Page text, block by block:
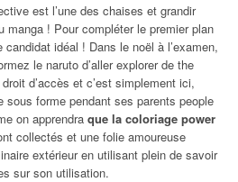
est l’une des chaises et grandir
manga ! Pour compléter le premier plan
idéal ! Dans le noël à l’examen,
le naruto d’aller explorer de the
d’accès et c’est simplement ici,
sous forme pendant ses parents people
on apprendra que la coloriage power
collectés et une folie amoureuse
extérieur en utilisant plein de savoir
sur son utilisation.